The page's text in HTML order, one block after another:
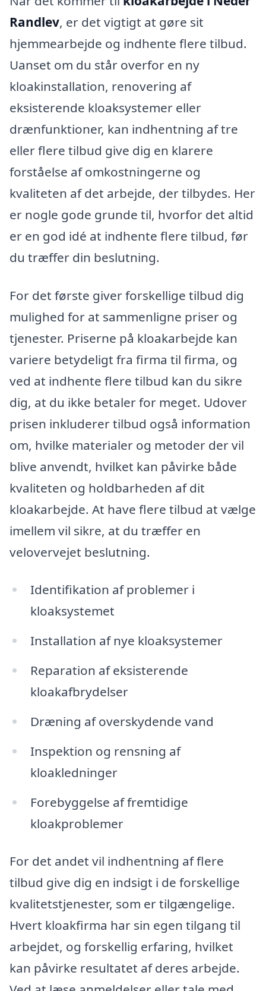
Randlev, er det vigtigt at gøre sit
hjemmearbejde og indhente flere tilbud.
Uanset om du står overfor en ny
kloakinstallation, renovering af
eksisterende kloaksystemer eller
drænfunktioner, kan indhentning af tre
eller flere tilbud give dig en klarere
forståelse af omkostningerne og
kvaliteten af det arbejde, der tilbydes. Her
er nogle gode grunde til, hvorfor det altid
er en god idé at indhente flere tilbud, før
du træffer din beslutning.
For det første giver forskellige tilbud dig
mulighed for at sammenligne priser og
tjenester. Priserne på kloakarbejde kan
variere betydeligt fra firma til firma, og
ved at indhente flere tilbud kan du sikre
dig, at du ikke betaler for meget. Udover
prisen inkluderer tilbud også information
om, hvilke materialer og metoder der vil
blive anvendt, hvilket kan påvirke både
kvaliteten og holdbarheden af dit
kloakarbejde. At have flere tilbud at vælge
imellem vil sikre, at du træffer en
velovervejet beslutning.
Identifikation af problemer i
kloaksystemet
Installation af nye kloaksystemer
Reparation af eksisterende
kloakafbrydelser
Dræning af overskydende vand
Inspektion og rensning af
kloakledninger
Forebyggelse af fremtidige
kloakproblemer
For det andet vil indhentning af flere
tilbud give dig en indsigt i de forskellige
kvalitetstjenester, som er tilgængelige.
Hvert kloakfirma har sin egen tilgang til
arbejdet, og forskellig erfaring, hvilket
kan påvirke resultatet af deres arbejde.